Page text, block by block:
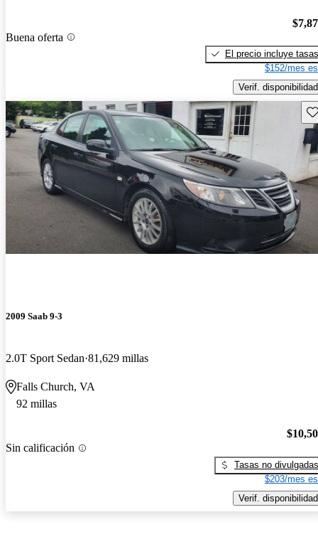
Buena oferta
El precio incluye tasas
$152/mes
Verif. disponibilidad
2009 Saab 9-3
2.0T Sport Sedan 81,629 millas
Falls Church, VA
92 millas
Sin calificación
Tasas no divulgadas
$203/mes
Verif. disponibilidad